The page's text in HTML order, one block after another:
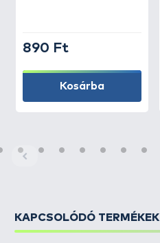
890 Ft
Kosárba
KAPCSOLÓDÓ TERMÉKEK